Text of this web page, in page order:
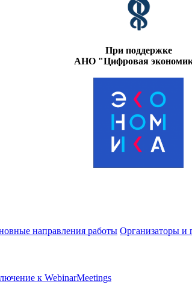
При поддержке
АНО "Цифровая
направления работы Организаторы и
к WebinarMeetings